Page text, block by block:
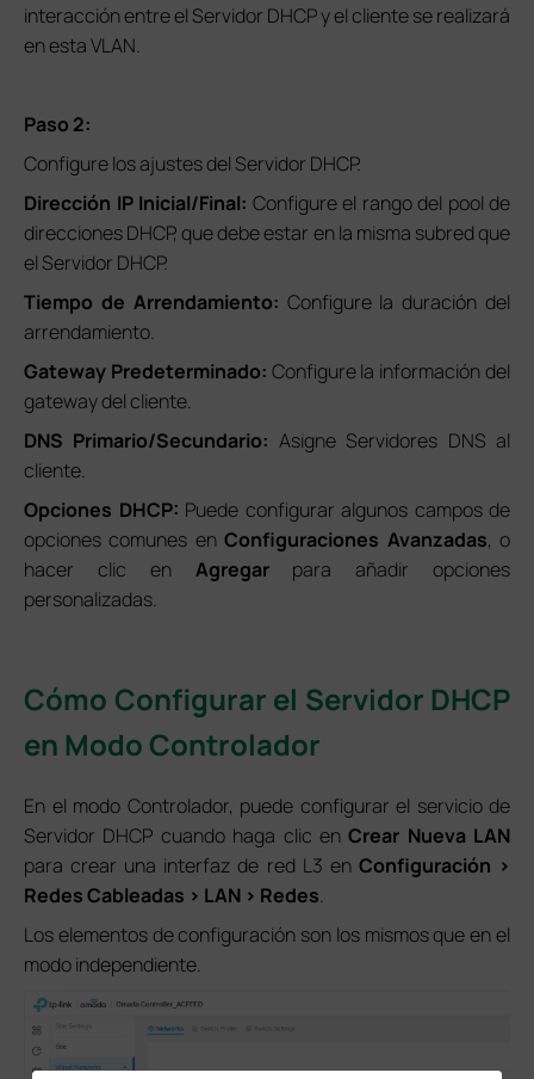
interacción entre el Servidor DHCP y el cliente se realizará
en esta VLAN.
Paso 2:
Configure los ajustes del Servidor DHCP.
Dirección IP Inicial/Final: Configure el rango del pool de
direcciones DHCP, que debe estar en la misma subred que
el Servidor DHCP.
Tiempo de Arrendamiento: Configure la duración del
arrendamiento.
Gateway Predeterminado: Configure la información del
gateway del cliente.
DNS Primario/Secundario: Asigne Servidores DNS al
cliente.
Opciones DHCP: Puede configurar algunos campos de
opciones comunes enConfiguraciones Avanzadas, o
hacer clic en Agregarpara añadir opciones
personalizadas.
Cómo Configurar el Servidor DHCP
en Modo Controlador
En el modo Controlador, puede configurar el servicio de
Servidor DHCP cuando haga clic enCrear Nueva LAN
para crear una interfaz de red L3 en Configuración >
Redes Cableadas > LAN > Redes.
Los elementos de configuración son los mismos que en el
modo independiente.